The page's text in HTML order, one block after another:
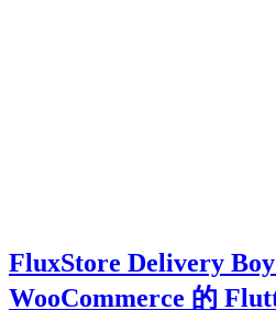
FluxStore Delivery
WooCommerce 的